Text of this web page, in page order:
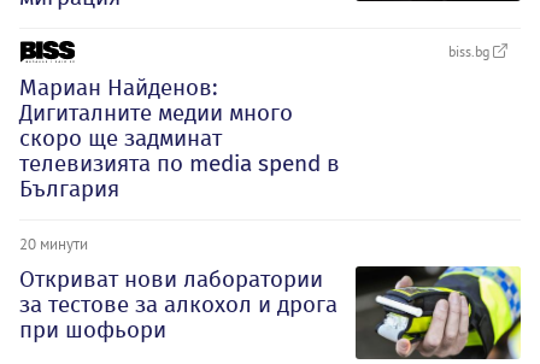
biss.bg
Мариан Найденов:
Дигиталните медии много
скоро ще задминат
телевизията по media spend в
България
20 минути
Откриват нови лаборатории
за тестове за алкохол и дрога
при шофьори